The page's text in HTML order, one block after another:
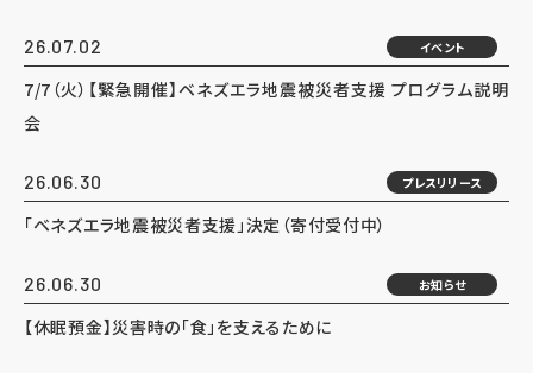
26.07.02 イベント
7/7（火）【緊急開催】ベネズエラ地震被災者支援 プログラム説明
会
26.06.30 プレスリリース
「ベネズエラ地震被災者支援」決定（寄付受付中）
26.06.30 お知らせ
【休眠預金】災害時の「食」を支えるために